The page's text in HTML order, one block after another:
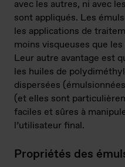
avec les autres, ni avec
sont appliqués. Les
les applications de
moins visqueuses que
Leur autre avantage est
les huiles de
dispersées
(et elles sont
faciles et sûres à
l’utilisateur final.
Propriétés des